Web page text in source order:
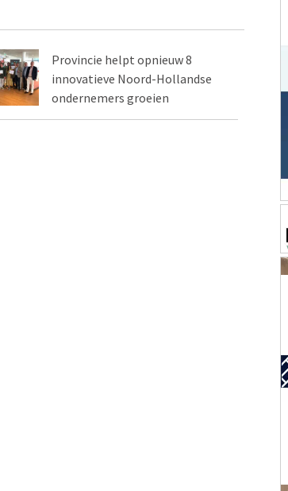
Provincie helpt opnieuw 8
innovatieve Noord-Hollandse
ondernemers groeien